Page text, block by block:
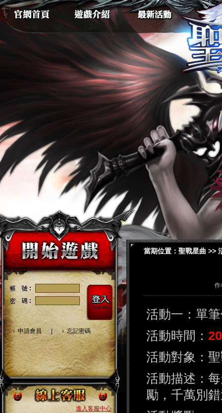
›申請會員 | ›忘記密碼
進入客服中心
當期位置： 聖戰星曲 >>
作
活動一：單
活動時間：
活動對象：
活動描述：
勵，千萬別